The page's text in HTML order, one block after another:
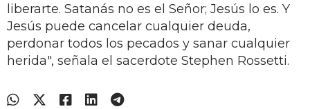
liberarte. Satanás no es el Señor; Jesús lo es. Y
Jesús puede cancelar cualquier deuda,
perdonar todos los pecados y sanar cualquier
herida", señala el sacerdote Stephen Rossetti.